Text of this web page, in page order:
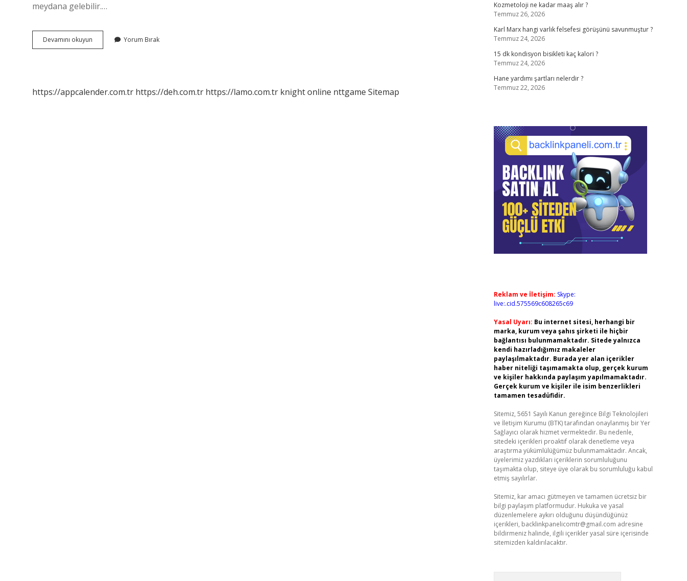
meydana gelebilir.…
Devamını okuyun
Ilaç
Yorum Bırak
https://appcalender.com.tr https://deh.com.tr https://lamo.com.tr knight online nttgame Sitemap
Kozmetoloji ne kadar maaş alır ?
Temmuz 26, 2026
Karl Marx hangi varlık felsefesi görüşünü savunmuştur ?
Temmuz 24, 2026
15 dk kondisyon bisikleti kaç kalori ?
Temmuz 24, 2026
Hane yardımı şartları nelerdir ?
Temmuz 22, 2026
Reklam ve İletişim: Skype:
live:.cid.575569c608265c69
Yasal Uyarı: Bu internet sitesi, herhangi bir
marka, kurum veya şahıs şirketi ile hiçbir
bağlantısı bulunmamaktadır. Sitede yalnızca
kendi hazırladığımız makaleler
paylaşılmaktadır. Burada yer alan içerikler
haber niteliği taşımamakta olup, gerçek kurum
ve kişiler hakkında paylaşım yapılmamaktadır.
Gerçek kurum ve kişiler ile isim benzerlikleri
tamamen tesadüfidir.
Sitemiz, 5651 Sayılı Kanun gereğince Bilgi Teknolojileri
ve İletişim Kurumu (BTK) tarafından onaylanmış bir Yer
Sağlayıcı olarak hizmet vermektedir. Bu nedenle,
sitedeki içerikleri proaktif olarak denetleme veya
araştırma yükümlülüğümüz bulunmamaktadır. Ancak,
üyelerimiz yazdıkları içeriklerin sorumluluğunu
taşımakta olup, siteye üye olarak bu sorumluluğu kabul
etmiş sayılırlar.
Sitemiz, kar amacı gütmeyen ve tamamen ücretsiz bir
bilgi paylaşım platformudur. Hukuka ve yasal
düzenlemelere aykırı olduğunu düşündüğünüz
içerikleri, backlinkpanelicomtr@gmail.com adresine
bildirmeniz halinde, ilgili içerikler yasal süre içerisinde
sitemizden kaldırılacaktır.